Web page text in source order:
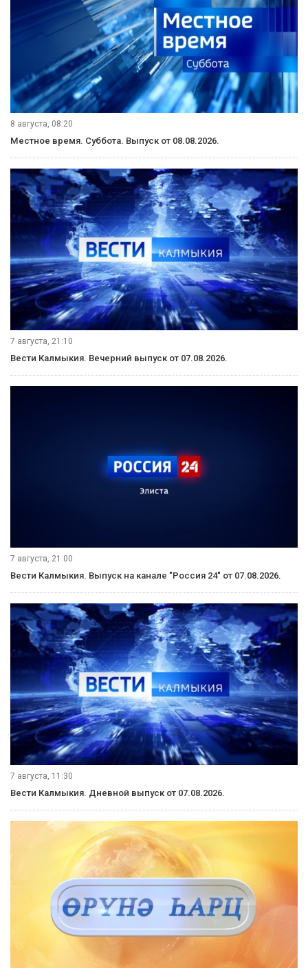
8 августа, 08:20
Местное время. Суббота. Выпуск от 08.08.2026.
7 августа, 21:10
Вести Калмыкия. Вечерний выпуск от 07.08.2026.
7 августа, 21:00
Вести Калмыкия. Выпуск на канале "Россия 24" от 07.08.2026.
7 августа, 11:30
Вести Калмыкия. Дневной выпуск от 07.08.2026.